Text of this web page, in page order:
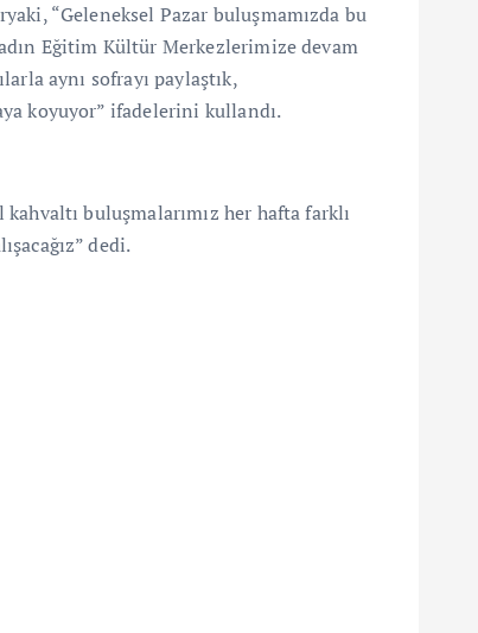
“Geleneksel Pazar buluşmamızda bu
Eğitim Kültür Merkezlerimize devam
aynı sofrayı paylaştık,
koyuyor” ifadelerini kullandı.
buluşmalarımız her hafta farklı
dedi.